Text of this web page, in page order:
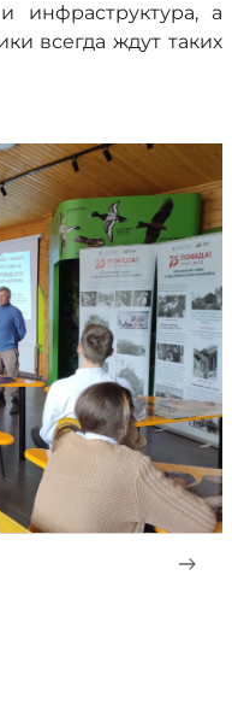
инфраструктура, а
всегда ждут таких